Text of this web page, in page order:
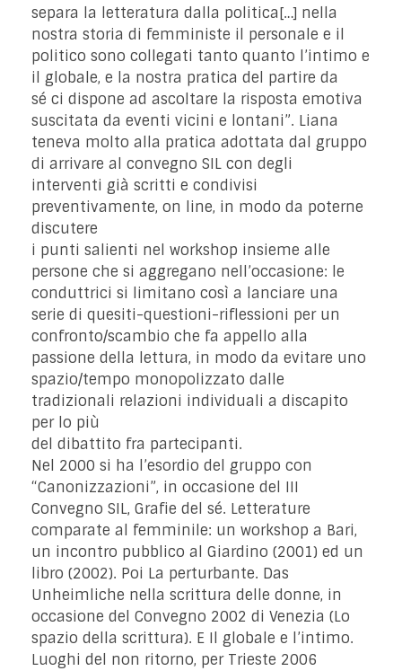
separa la letteratura dalla politica[…] nella
nostra storia di femministe il personale e il
politico sono collegati tanto quanto l’intimo e
il globale, e la nostra pratica del partire da
sé ci dispone ad ascoltare la risposta emotiva
suscitata da eventi vicini e lontani”. Liana
teneva molto alla pratica adottata dal gruppo
di arrivare al convegno SIL con degli
interventi già scritti e condivisi
preventivamente, on line, in modo da poterne
discutere
i punti salienti nel workshop insieme alle
persone che si aggregano nell’occasione: le
conduttrici si limitano così a lanciare una
serie di quesiti-questioni-riflessioni per un
confronto/scambio che fa appello alla
passione della lettura, in modo da evitare uno
spazio/tempo monopolizzato dalle
tradizionali relazioni individuali a discapito
per lo più
del dibattito fra partecipanti.
Nel 2000 si ha l’esordio del gruppo con
“Canonizzazioni”, in occasione del III
Convegno SIL, Grafie del sé. Letterature
comparate al femminile: un workshop a Bari,
un incontro pubblico al Giardino (2001) ed un
libro (2002). Poi La perturbante. Das
Unheimliche nella scrittura delle donne, in
occasione del Convegno 2002 di Venezia (Lo
spazio della scrittura). E Il globale e l’intimo.
Luoghi del non ritorno, per Trieste 2006